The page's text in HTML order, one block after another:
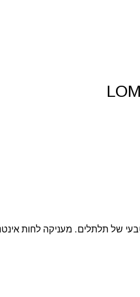
עמוקה לצד עיצוב טבעי של תלתלים.